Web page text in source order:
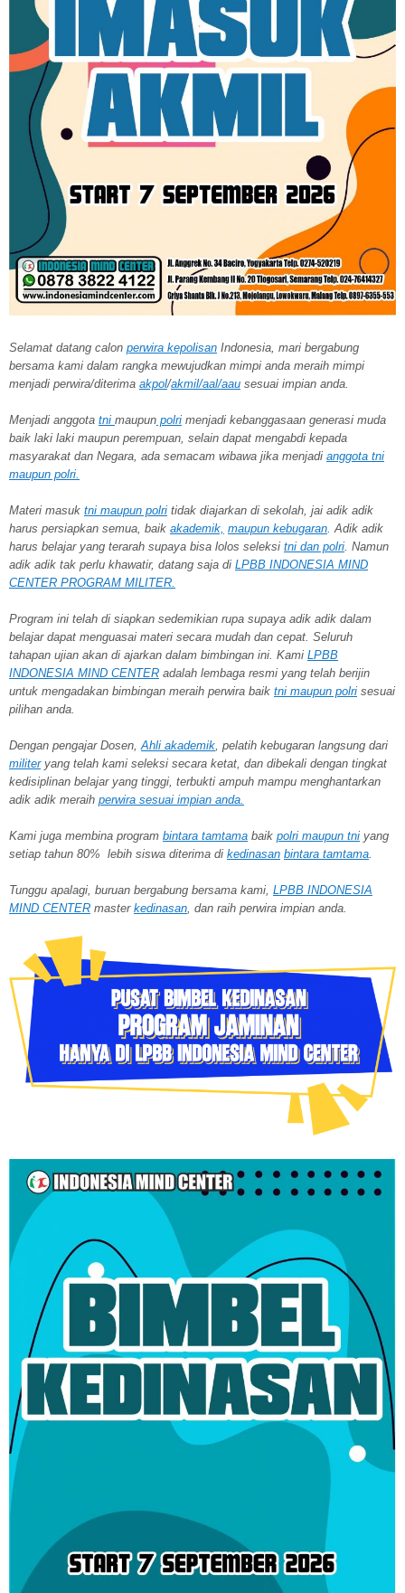
Selamat datang calon perwira kepolisan Indonesia, mari bergabung
bersama kami dalam rangka mewujudkan mimpi anda meraih mimpi
menjadi perwira/diterima akpol/akmil/aal/aau sesuai impian anda.
Menjadi anggota tni maupun polri menjadi kebanggasaan generasi muda
baik laki laki maupun perempuan, selain dapat mengabdi kepada
masyarakat dan Negara, ada semacam wibawa jika menjadi anggota tni
maupun polri.
Materi masuk tni maupun polri tidak diajarkan di sekolah, jai adik adik
harus persiapkan semua, baik akademik, maupun kebugaran . Adik adik
harus belajar yang terarah supaya bisa lolos seleksi tni dan polri . Namun
adik adik tak perlu khawatir, datang saja di LPBB INDONESIA MIND
CENTER PROGRAM MILITER.
Program ini telah di siapkan sedemikian rupa supaya adik adik dalam
belajar dapat menguasai materi secara mudah dan cepat. Seluruh
tahapan ujian akan di ajarkan dalam bimbingan ini. Kami LPBB
INDONESIA MIND CENTER adalah lembaga resmi yang telah berijin
untuk mengadakan bimbingan meraih perwira baik tni maupun polri sesuai
pilihan anda.
Dengan pengajar Dosen, Ahli akademik , pelatih kebugaran langsung dari
militeryang telah kami seleksi secara ketat, dan dibekali dengan tingkat
kedisiplinan belajar yang tinggi, terbukti ampuh mampu menghantarkan
adik adik meraih perwira sesuai impian anda.
Kami juga membina program bintara tamtama baik polri maupun tni yang
setiap tahun 80% lebih siswa diterima di kedinasan bintara tamtama
Tunggu apalagi, buruan bergabung bersama kami, LPBB INDONESIA
MIND CENTER master kedinasan , dan raih perwira impian anda.